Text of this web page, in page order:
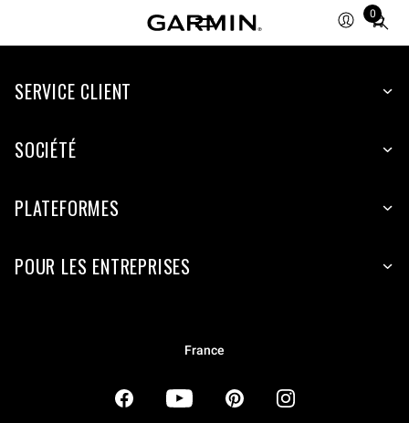
0
Total
items
cart:
SERVICE CLIENT
SOCIÉTÉ
PLATEFORMES
POUR LES ENTREPRISES
France